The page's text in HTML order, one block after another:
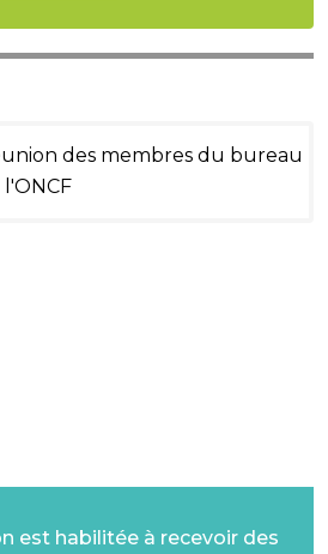
des membres du bureau
l'ONCF
est habilitée à recevoir des